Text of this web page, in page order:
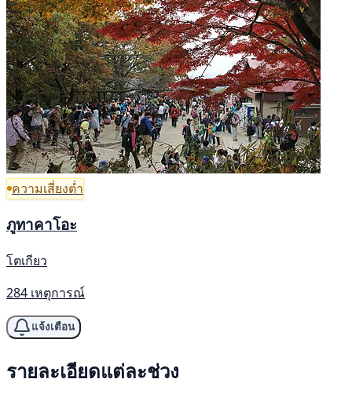
ความเสี่ยงต่ำ
ภูทาคาโอะ
โตเกียว
284 เหตุการณ์
แจ้งเตือน
รายละเอียดแต่ละช่วง